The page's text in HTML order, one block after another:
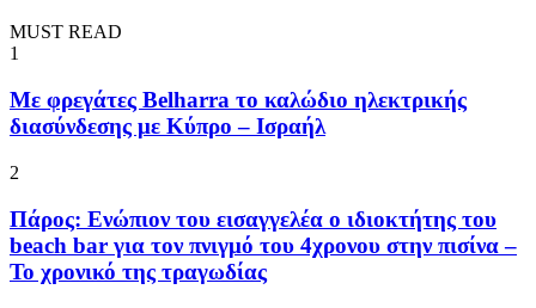
MUST READ
1
Με φρεγάτες Belharra το καλώδιο ηλεκτρικής
διασύνδεσης με Κύπρο – Ισραήλ
2
Πάρος: Ενώπιον του εισαγγελέα ο ιδιοκτήτης του
beach bar για τον πνιγμό του 4χρονου στην πισίνα –
Το χρονικό της τραγωδίας